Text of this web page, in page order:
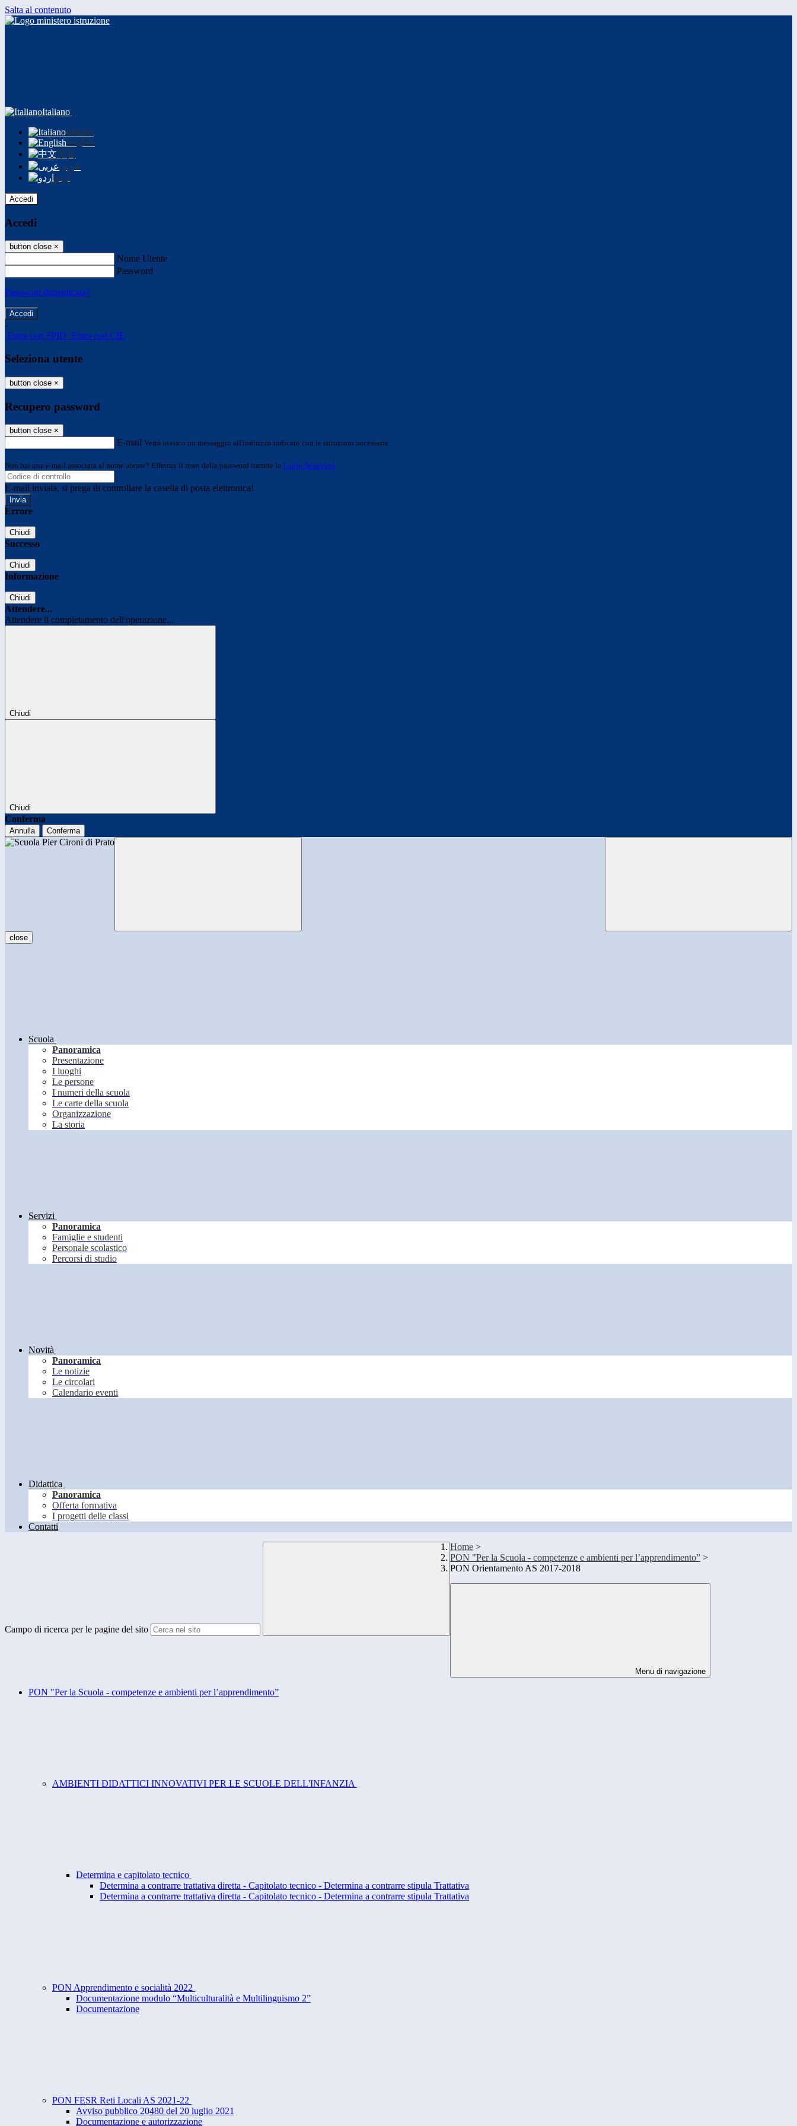
Salta al contenuto
Italiano
Italiano
English
中文
عربى
اردو
Accedi
Accedi
button close ×
Nome Utente
Password
Password dimenticata?
-
Entra con SPID Entra con CIE
Seleziona utente
button close ×
Recupero password
button close ×
E-mail Verrà inviato un messaggio all'indirizzo indicato con le istruzioni necessarie.
Non hai una e-mail associata al nome utente? Effettua il reset della password tramite la Login Spaggiari
E-mail inviata, si prega di controllare la casella di posta elettronica!
Errore
Chiudi
Successo
Chiudi
Informazione
Chiudi
Attendere...
Attendere il completamento dell'operazione...
Chiudi
Chiudi
Conferma
Annulla Conferma
close
Scuola
Panoramica
Presentazione
I luoghi
Le persone
I numeri della scuola
Le carte della scuola
Organizzazione
La storia
Servizi
Panoramica
Famiglie e studenti
Personale scolastico
Percorsi di studio
Novità
Panoramica
Le notizie
Le circolari
Calendario eventi
Didattica
Panoramica
Offerta formativa
I progetti delle classi
Contatti
Campo di ricerca per le pagine del sito
Home >
PON "Per la Scuola - competenze e ambienti per l’apprendimento” >
PON Orientamento AS 2017-2018
Menu di navigazione
PON "Per la Scuola - competenze e ambienti per l’apprendimento”
AMBIENTI DIDATTICI INNOVATIVI PER LE SCUOLE DELL'INFANZIA
Determina e capitolato tecnico
Determina a contrarre trattativa diretta - Capitolato tecnico - Determina a contrarre stipula Trattativa
Determina a contrarre trattativa diretta - Capitolato tecnico - Determina a contrarre stipula Trattativa
PON Apprendimento e socialità 2022
Documentazione modulo “Multiculturalità e Multilinguismo 2”
Documentazione
PON FESR Reti Locali AS 2021-22
Avviso pubblico 20480 del 20 luglio 2021
Documentazione e autorizzazione